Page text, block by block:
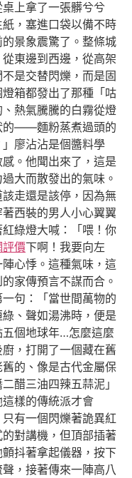
上拿了一張髒兮兮
，塞進口袋以備不時
景象震驚了。整條城
東邊到西邊，從高架
是交替閃爍，而是固
箱都發出了那種「咕
熱氣騰騰的白霧從燈
的——麵粉蒸煮過頭的
廖沾沾是個醬料學
。他聞出來了，這是
大而散發出的氣味。
走還是該停，因為無
西裝的男人小心翼翼
綠燈大喊：「喂！你
評價下啊！我要向左
心悸。這種氣味，這
家傳預言不謀而合。
句：「當世間萬物的
、聲如湯沸時，便是
個地球年…怎麼這麼
，打開了一個藏在舊
的、像是古代金屬保
醋三油四辣五蒜泥」
這樣的傳統派才會
有一個閃爍著詭異紅
對講機，但頂部插著
抖著拿起儀器，按下
，接著傳來一陣高八